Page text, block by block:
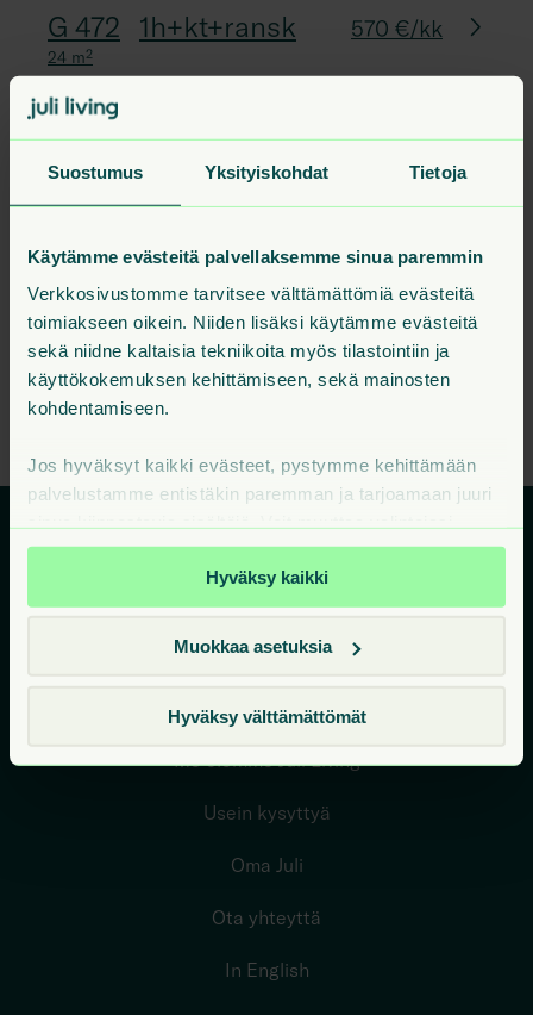
Suostumus Yksityiskohdat Tietoja
Käytämme evästeitä palvellaksemme sinua paremmin
Verkkosivustomme tarvitsee välttämättömiä evästeitä
toimiakseen oikein. Niiden lisäksi käytämme evästeitä
sekä niidne kaltaisia tekniikoita myös tilastointiin ja
käyttökokemuksen kehittämiseen, sekä mainosten
kohdentamiseen.
Jos hyväksyt kaikki evästeet, pystymme kehittämään
palvelustamme entistäkin paremman ja tarjoamaan juuri
milloin tahansa sivuston alareunan Evästeet-linkistä.
Hyväksy kaikki
Muokkaa asetuksia
Hyväksy välttämättömät
G 472 1h+kt+ransk
24 m²
570 €/kk
G 404 3h+kt+s+p 56m² 1. krs 925 €
G 397 3h+kt+s+p 56m² 1. krs 970 €
G 423 3h+kt+s+p 56 m² 3. krs 980 €
Kaikki talon vapaat asunnot
Vuokra-asunnot
Miksi Juli
Ympäristö edellä
Me olemme Juli Living
Usein kysyttyä
Oma Juli
Ota yhteyttä
In English